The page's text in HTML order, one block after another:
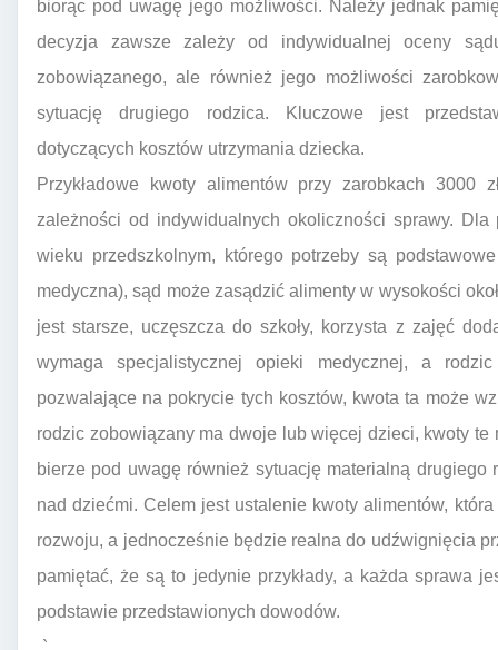
biorąc pod uwagę jego możliwości. Należy jednak
decyzja zawsze zależy od indywidualnej oceny
zobowiązanego, ale również jego możliwości
sytuację drugiego rodzica. Kluczowe jest
dotyczących kosztów utrzymania dziecka.
Przykładowe kwoty alimentów przy zarobkach 3000
zależności od indywidualnych okoliczności sprawy.
wieku przedszkolnym, którego potrzeby są
medyczna), sąd może zasądzić alimenty w wysokości
jest starsze, uczęszcza do szkoły, korzysta z zajęć
wymaga specjalistycznej opieki medycznej, a
pozwalające na pokrycie tych kosztów, kwota ta może
rodzic zobowiązany ma dwoje lub więcej dzieci, kwoty
bierze pod uwagę również sytuację materialną
nad dziećmi. Celem jest ustalenie kwoty alimentów,
rozwoju, a jednocześnie będzie realna do udźwignięcia
pamiętać, że są to jedynie przykłady, a każda sprawa
podstawie przedstawionych dowodów.